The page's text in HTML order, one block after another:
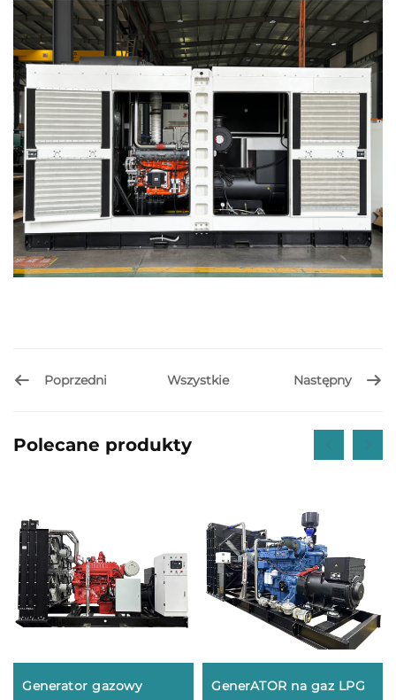
Poprzedni Wszystkie Następny
Polecane produkty
Generator gazowy GenerATOR na gaz LPG